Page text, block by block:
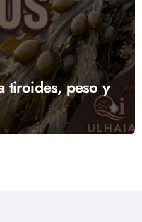
tiroides, peso y